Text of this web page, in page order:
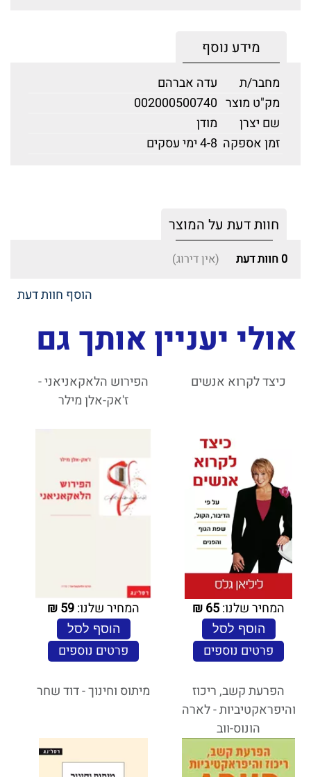
מידע נוסף
מחבר/ת
עדה אברהם
מק"ט מוצר 002000500740
שם יצרן
מודן
זמן אספקה 4-8 ימי עסקים
חוות דעת על המוצר
0 חוות דעת (אין דירוג)
הוסף חוות דעת
אולי יעניין אותך גם
כיצד לקרוא אנשים
המחיר שלנו:65
₪
הוסף לסל
פרטים נוספים
הפירוש הלאקאניאני -
ז'אק-אלן מילר
המחיר שלנו:59
₪
הוסף לסל
פרטים נוספים
הפרעת קשב, ריכוז
והיפראקטיביות - לארה
הונוס-ווב
מיתוס וחינוך - דוד שחר